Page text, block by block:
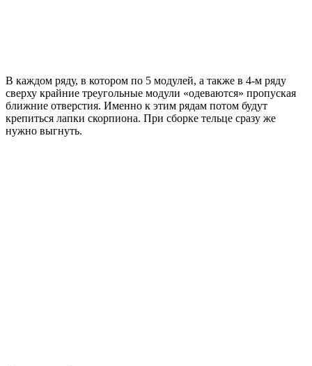
В каждом ряду, в котором по 5 модулей, а также в 4-м ряду
сверху крайние треугольные модули «одеваются» пропуская
ближние отверстия. Именно к этим рядам потом будут
крепиться лапки скорпиона. При сборке тельце сразу же
нужно выгнуть.